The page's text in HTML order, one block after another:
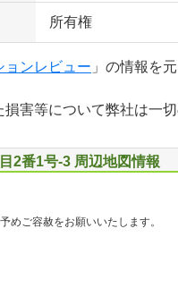
所有権
ョンレビュー 」の情報を
害等について弊社は一
2番1号-3 周辺地図情報
めご容赦をお願いいたします。